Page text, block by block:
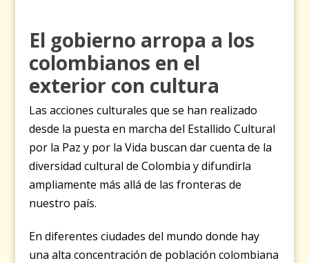
El gobierno arropa a los
colombianos en el
exterior con cultura
Las acciones culturales que se han realizado
desde la puesta en marcha del Estallido Cultural
por la Paz y por la Vida buscan dar cuenta de la
diversidad cultural de Colombia y difundirla
ampliamente más allá de las fronteras de
nuestro país.
En diferentes ciudades del mundo donde hay
una alta concentración de población colombiana